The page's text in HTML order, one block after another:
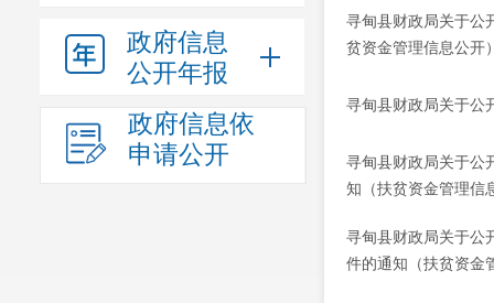
政府信息
公开年报
政府信息依
申请公开
寻甸县财政局关于公
贫资金管理信息公开
寻甸县财政局关于公
寻甸县财政局关于公
知（扶贫资金管理信
寻甸县财政局关于公
件的通知（扶贫资金